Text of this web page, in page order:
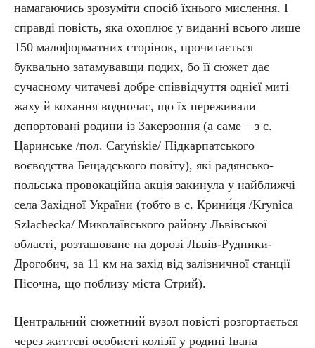
намагаючись зрозуміти спосіб їхнього мислення. І
справді повість, яка охоплює у виданні всього лише
150 малоформатних сторінок, прочитається
буквально затамувавщи подих, бо її сюжет дає
сучасному читачеві добре співвідчуття однієї миті
жаху й кохання водночас, що їх переживали
депортовані родини із Закерзоння (а саме – з с.
Царинське /пол. Caryńskie/ Підкарпатського
воєводства Бещадського повіту), які радянсько-
польська провокаційна акція закинула у найближчі
села Західної України (тобто в с. Крини́ця /Krynica
Szlachecka/ Миколаївського району Львівської
області, розташоване на дорозі Львів-Рудники-
Дрогобич, за 11 км на захід від залізничної станції
Пісочна, що поблизу міста Стрий).
Центральний сюжетний вузол повісті розгортається
через життєві особисті колізії у родині Івана